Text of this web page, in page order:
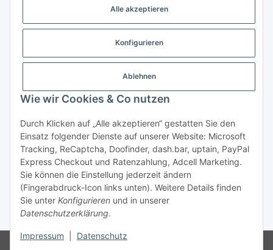
Alle akzeptieren
Konfigurieren
Ablehnen
Wie wir Cookies & Co nutzen
Durch Klicken auf „Alle akzeptieren“ gestatten Sie den
Einsatz folgender Dienste auf unserer Website: Microsoft
Tracking, ReCaptcha, Doofinder, dash.bar, uptain, PayPal
Express Checkout und Ratenzahlung, Adcell Marketing.
Sie können die Einstellung jederzeit ändern
(Fingerabdruck-Icon links unten). Weitere Details finden
Sie unter Konfigurieren und in unserer
Datenschutzerklärung.
Impressum Datenschutz
Weitere Informationen
Support - Hilfe
Modellbau Großhandel
Vertrag widerrufen
* Alle Preise inkl. gesetzlicher MwSt., zzgl.
* gilt für Lieferungen innerhalb Deutschlands, Lieferzeiten
für andere Länder entnehmen Sie bitte der Schaltfläche mit
denVersandinformationen.